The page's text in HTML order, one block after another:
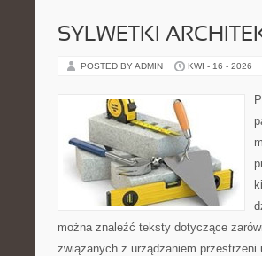
SYLWETKI
POSTED BY ADMIN KWI - 16 - 2026
można znaleźć teksty dotyczące
związanych z urządzaniem